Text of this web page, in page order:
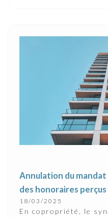
Annulation du
des honoraires perçus
18/03/2025
En copropriété, le